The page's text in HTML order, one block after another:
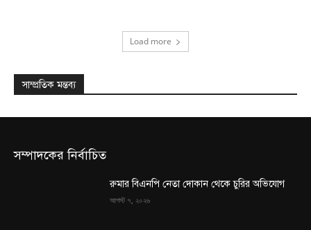
Load more
সাম্প্রতিক মন্তব্য
সম্পাদকের নির্বাচিত
রুমার বিএনপি নেতা দোকান থেকে চুরির অভিযোগ
আগস্ট ৭, ২০২৬